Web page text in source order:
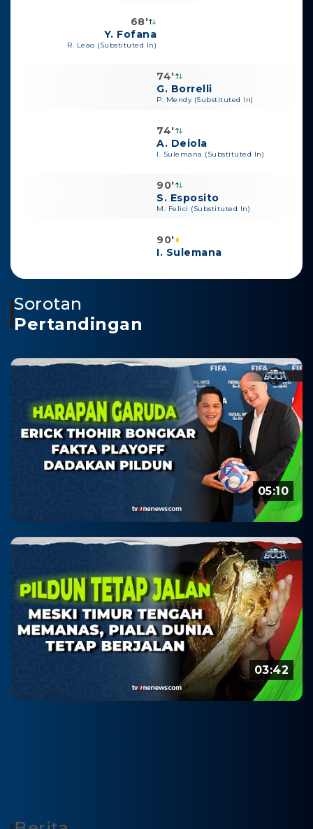
68'
Y. Fofana
R. Leao (Substituted In)
74'
G. Borrelli
P. Mendy (Substituted In)
74'
A. Deiola
I. Sulemana (Substituted In)
90'
S. Esposito
M. Felici (Substituted In)
90'
I. Sulemana
Sorotan
Pertandingan
05:10
03:42